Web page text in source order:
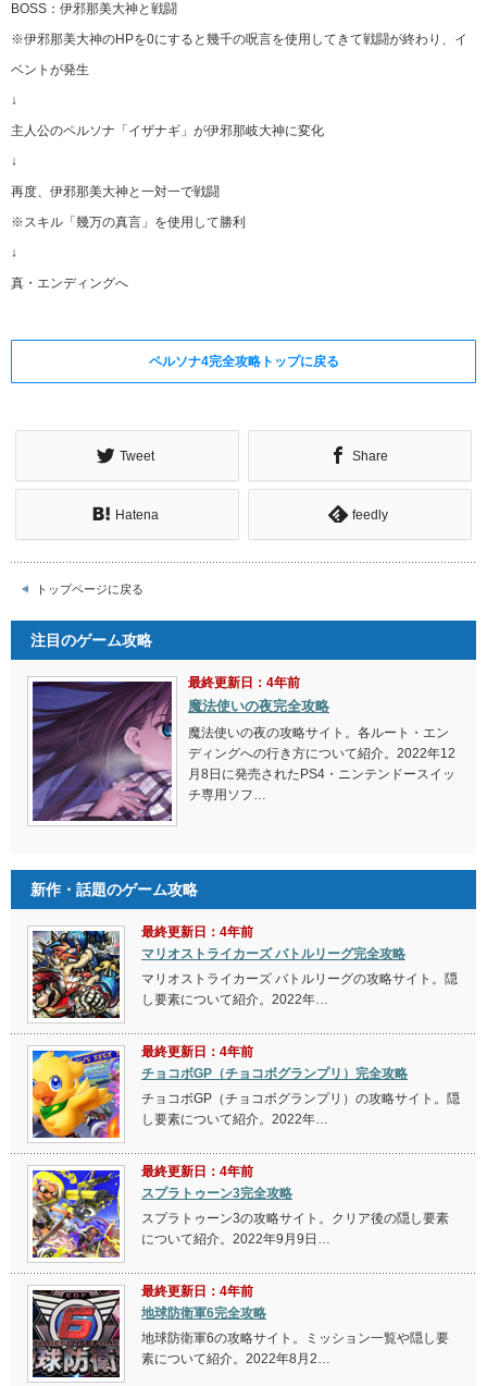
BOSS：伊邪那美大神と戦闘
※伊邪那美大神のHPを0にすると幾千の呪言を使用してきて戦闘が終わり、イ
ベントが発生
↓
主人公のペルソナ「イザナギ」が伊邪那岐大神に変化
↓
再度、伊邪那美大神と一対一で戦闘
※スキル「幾万の真言」を使用して勝利
↓
真・エンディングへ
ペルソナ4完全攻略トップに戻る
Tweet Share
Hatena feedly
トップページに戻る
注目のゲーム攻略
最終更新日：4年前
魔法使いの夜完全攻略
魔法使いの夜の攻略サイト。各ルート・エン
ディングへの行き方について紹介。2022年12
月8日に発売されたPS4・ニンテンドースイッ
チ専用ソフ…
新作・話題のゲーム攻略
最終更新日：4年前
マリオストライカーズ バトルリーグ完全攻略
マリオストライカーズ バトルリーグの攻略サイト。隠
し要素について紹介。2022年…
最終更新日：4年前
チョコボGP（チョコボグランプリ）完全攻略
チョコボGP（チョコボグランプリ）の攻略サイト。隠
し要素について紹介。2022年…
最終更新日：4年前
スプラトゥーン3完全攻略
スプラトゥーン3の攻略サイト。クリア後の隠し要素
について紹介。2022年9月9日…
最終更新日：4年前
地球防衛軍6完全攻略
地球防衛軍6の攻略サイト。ミッション一覧や隠し要
素について紹介。2022年8月2…